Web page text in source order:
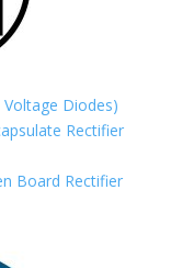
Diodes)
Rectifier
Board Rectifier